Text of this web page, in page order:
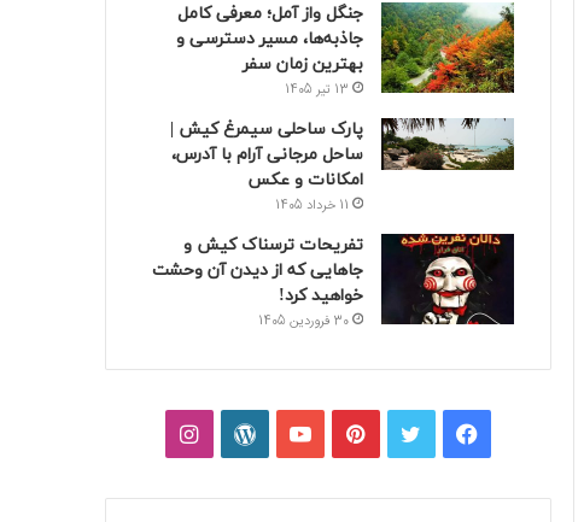
جنگل واز آمل؛ معرفی کامل
جاذبه‌ها، مسیر دسترسی و
بهترین زمان سفر
13 تیر 1405
پارک ساحلی سیمرغ کیش |
ساحل مرجانی آرام با آدرس،
امکانات و عکس
11 خرداد 1405
تفریحات ترسناک کیش و
جاهایی که از دیدن آن وحشت
خواهید کرد!
30 فروردین 1405
فیسبوکتوییترپینتریستیوتیوبوردپرساینستاگرام